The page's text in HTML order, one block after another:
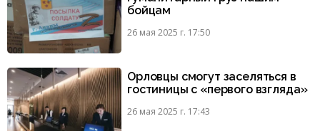
бойцам
26 мая 2025 г. 17:50
Орловцы смогут заселяться в
гостиницы с «первого взгляда»
26 мая 2025 г. 17:43